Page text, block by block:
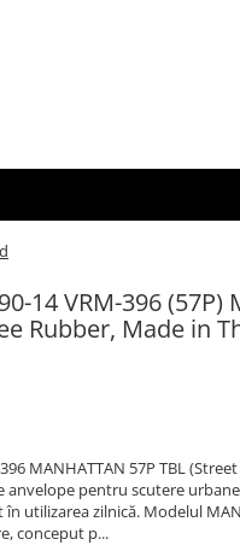
14 VRM-396 (57P)
Rubber, Made in
MANHATTAN 57P TBL
anvelope pentru scutere
utilizarea zilnică. Modelul
conceput p...